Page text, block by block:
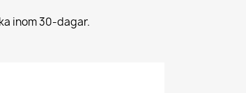
inom 30-dagar.